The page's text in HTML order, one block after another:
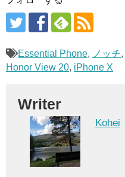
Essential Phone, ノッチ,
Honor View 20, iPhone X
Writer
Kohei